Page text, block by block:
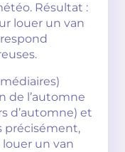
Résultat :
louer un van
de l’automne
d’automne) et
précisément,
un van